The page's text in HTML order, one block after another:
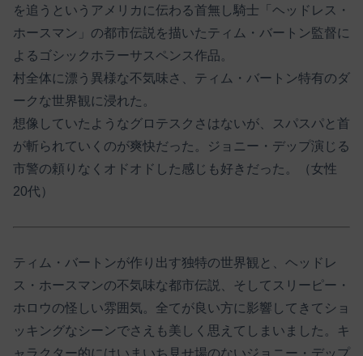
を追うというアメリカに伝わる首無し騎士「ヘッドレス・
ホースマン」の都市伝説を描いたティム・バートン監督に
よるゴシックホラーサスペンス作品。
村全体に漂う異様な不気味さ、ティム・バートン特有のダ
ークな世界観に浸れた。
想像していたようなグロテスクさはないが、スパスパと首
が斬られていくのが爽快だった。ジョニー・デップ演じる
市警の頼りなくオドオドした感じも好きだった。（女性
20代）
ティム・バートンが作り出す独特の世界観と、ヘッドレ
ス・ホースマンの不気味な都市伝説、そしてスリーピー・
ホロウの怪しい雰囲気。全てが良い方に影響してきてショ
ッキングなシーンでさえも美しく思えてしまいました。キ
ャラクター的にはいまいち見せ場のないジョニー・デップ